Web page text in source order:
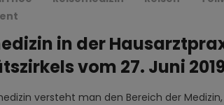
in der
vom 27. Juni 2019
versteht man den Bereich der